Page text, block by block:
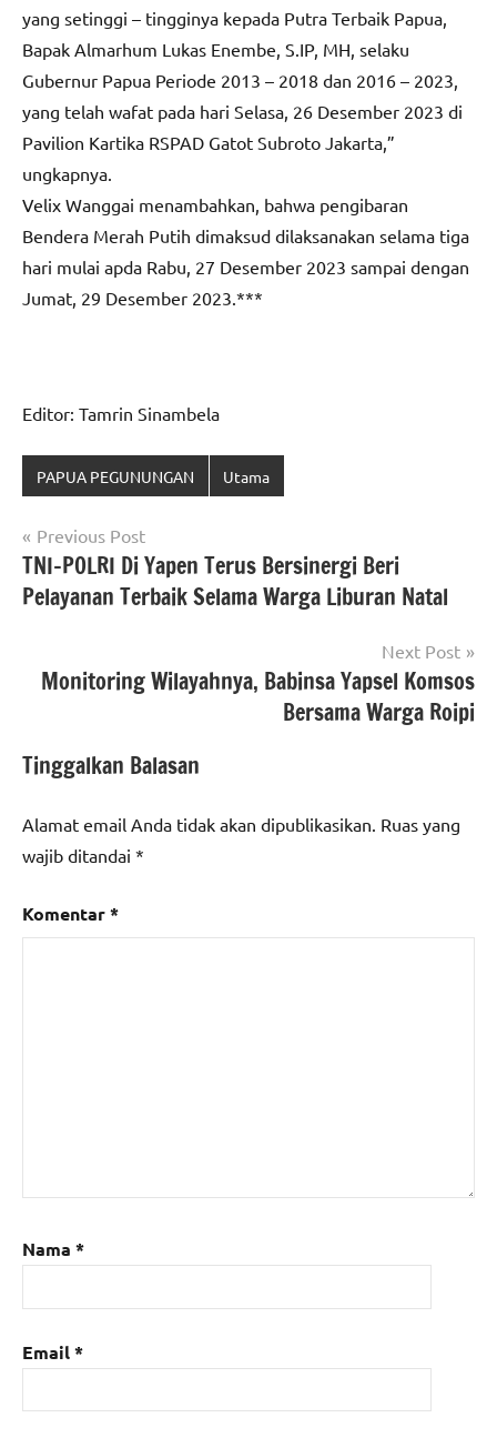
yang setinggi – tingginya kepada Putra Terbaik Papua,
Bapak Almarhum Lukas Enembe, S.IP, MH, selaku
Gubernur Papua Periode 2013 – 2018 dan 2016 – 2023,
yang telah wafat pada hari Selasa, 26 Desember 2023 di
Pavilion Kartika RSPAD Gatot Subroto Jakarta,”
ungkapnya.
Velix Wanggai menambahkan, bahwa pengibaran
Bendera Merah Putih dimaksud dilaksanakan selama tiga
hari mulai apda Rabu, 27 Desember 2023 sampai dengan
Jumat, 29 Desember 2023.***
Editor: Tamrin Sinambela
PAPUA PEGUNUNGAN Utama
Navigasi
pos
Previous Post
TNI-POLRI Di Yapen Terus Bersinergi Beri
Pelayanan Terbaik Selama Warga Liburan Natal
Next Post
Monitoring Wilayahnya, Babinsa Yapsel Komsos
Bersama Warga Roipi
Tinggalkan Balasan
Alamat email Anda tidak akan dipublikasikan. Ruas yang
wajib ditandai *
Komentar*
Nama *
Email*